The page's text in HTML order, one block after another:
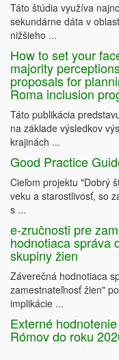
Táto štúdia využíva
sekundárne dáta v
nižšieho ...
How to set your
majority
proposals for
Roma inclusion
Táto publikácia
na základe výsledkov
krajinách ...
Good Practice
Cieľom projektu "Dobrý
veku a starostlivosť, so
s ...
e-zručnosti pre
hodnotiaca správa
skupiny žien
Záverečná hodnotiaca
zamestnateľnosť žien"
implikácie ...
Externé
Rómov do roku